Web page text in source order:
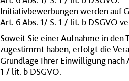
Initiativbewerbungen werden auf
Art. 6 Abs. 1/ S. 1 / lit. b DSGVO
Soweit Sie einer Aufnahme in den
zugestimmt haben, erfolgt die
Grundlage Ihrer Einwilligung nach
1 / lit. b DSGVO.